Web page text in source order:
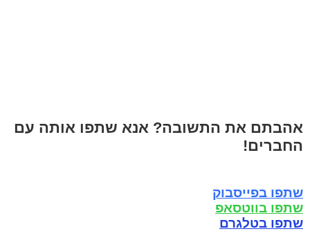
אהבתם את התשובה? אנא שתפו אותה עם
החברים!
שתפו בפייסבוק
שתפו בווטסאפ
שתפו בטלגרם